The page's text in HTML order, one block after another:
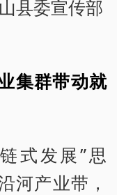
县委宣传部
集群带动就
式发展”思
河产业带，